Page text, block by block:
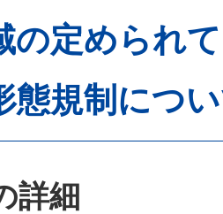
の定められ
態規制につ
詳細